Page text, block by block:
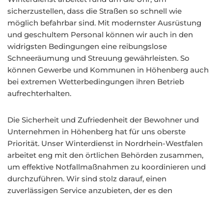
sicherzustellen, dass die Straßen so schnell wie
möglich befahrbar sind. Mit modernster Ausrüstung
und geschultem Personal können wir auch in den
widrigsten Bedingungen eine reibungslose
Schneeräumung und Streuung gewährleisten. So
können Gewerbe und Kommunen in Höhenberg auch
bei extremen Wetterbedingungen ihren Betrieb
aufrechterhalten.
Die Sicherheit und Zufriedenheit der Bewohner und
Unternehmen in Höhenberg hat für uns oberste
Priorität. Unser Winterdienst in Nordrhein-Westfalen
arbeitet eng mit den örtlichen Behörden zusammen,
um effektive Notfallmaßnahmen zu koordinieren und
durchzuführen. Wir sind stolz darauf, einen
zuverlässigen Service anzubieten, der es den